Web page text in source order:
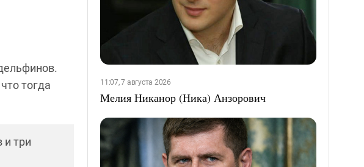
тогда
и три
11:07, 7 августа 2026
Мелия Никанор (Ника) Анзорович